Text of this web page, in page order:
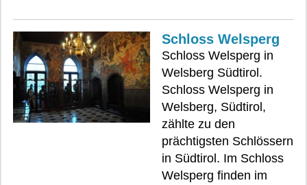
Schloss Welsperg
Schloss Welsperg in
Welsberg Südtirol.
Schloss Welsperg in
Welsberg, Südtirol,
zählte zu den
prächtigsten Schlössern
in Südtirol. Im Schloss
Welsperg finden im